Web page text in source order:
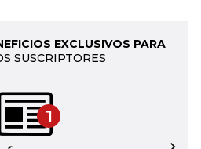
EXCLUSIVOS PARA
SUSCRIPTORES
1